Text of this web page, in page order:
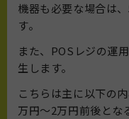
機器も必要な場合は
す。
また、POSレジの運
生します。
こちらは主に以下の
万円〜2万円前後とな